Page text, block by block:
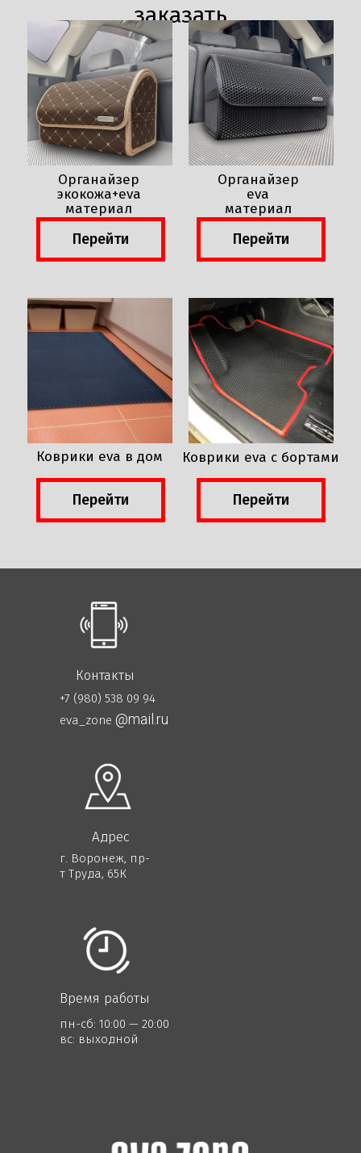
заказать
Коврики eva в дом Коврики eva с бортами
Органайзер
eva
материал
Органайзер
экокожа+eva
материал
Перейти Перейти
Перейти
Перейти
Контакты
+7 (980) 538 09 94
eva_zone @mail.ru
Адрес
г. Воронеж, пр-
т Труда, 65К
Время работы
пн-сб: 10:00 — 20:00
вс: выходной